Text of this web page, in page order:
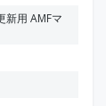
新用 AMFマ